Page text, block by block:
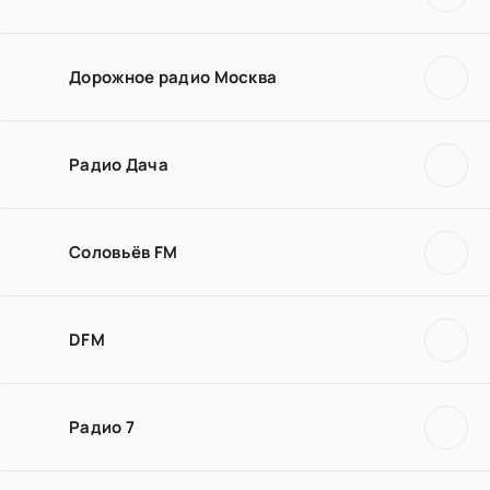
Дорожное радио Москва
Радио Дача
Соловьёв FM
DFM
Радио 7